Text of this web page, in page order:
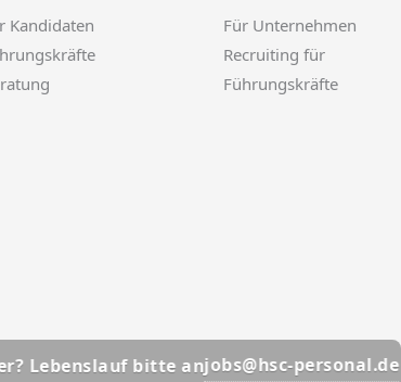
Kandidaten
Für Unternehmen
Recruiting für
Führungskräfte
bitte anjobs@hsc-personal.de 📩